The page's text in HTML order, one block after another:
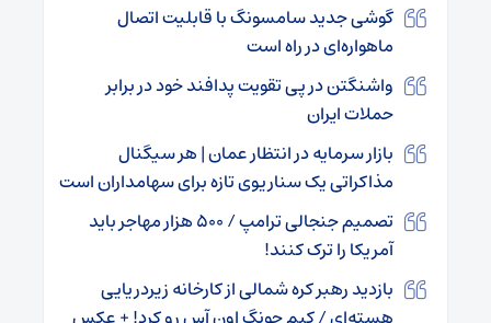
گوشی جدید سامسونگ با قابلیت اتصال
ماهواره‌ای در راه است
واشنگتن در پی تقویت پدافند خود در برابر
حملات ایران
بازار سرمایه در انتظار عمان | هر سیگنال‌
مذاکراتی یک سناریوی تازه برای سهامداران است
تصمیم جنجالی ترامپ / ۵۰۰ هزار مهاجر باید
آمریکا را ترک کنند!
بازدید رهبر کره شمالی از کارخانه زیردریایی